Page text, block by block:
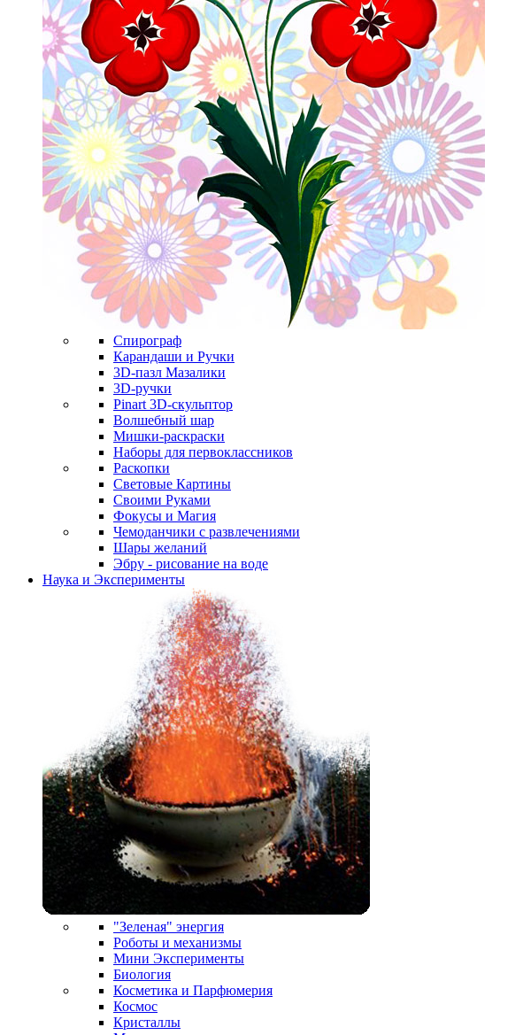
Спирограф
Карандаши и Ручки
3D-пазл Мазалики
3D-ручки
Pinart 3D-скульптор
Волшебный шар
Мишки-раскраски
Наборы для первоклассников
Раскопки
Световые Картины
Своими Руками
Фокусы и Магия
Чемоданчики с развлечениями
Шары желаний
Эбру - рисование на воде
Наука и Эксперименты
"Зеленая" энергия
Роботы и механизмы
Мини Эксперименты
Биология
Косметика и Парфюмерия
Космос
Кристаллы